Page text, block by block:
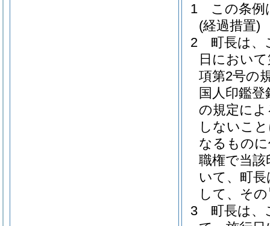
1
この条例
(経過措置)
2
町長は、
日におい
項第2号の
国人印鑑
の規定によ
しないこ
なるもの
職権で当
いて、町
して、そ
3
町長は、